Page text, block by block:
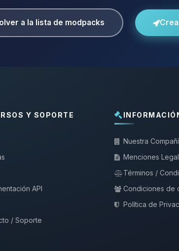
a la lista de modpacks
Y SOPORTE
API
/ Soporte
Nuestra
Menciones
Términos /
Condiciones de
Política de